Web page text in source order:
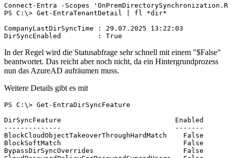
Connect-Entra -Scopes
PS C:\> Get-EntraTenantDetail | fl *dir*
CompanyLastDirSyncTime : 29.07.2025 13:22:03
DirSyncEnabled         : True
In der Regel wird die Statusabfrage sehr schnell mit einem "$False"
beantwortet. Das reicht aber noch nicht, da ein Hintergrundprozess
nun das AzureAD aufräumen muss.
Weitere Details gibt es mit
PS C:\> Get-EntraDirSyncFeature
DirSyncFeature                            Enabled
--------------                            -------
BlockCloudObjectTakeoverThroughHardMatch    False
BlockSoftMatch                              False
BypassDirSyncOverrides                      False